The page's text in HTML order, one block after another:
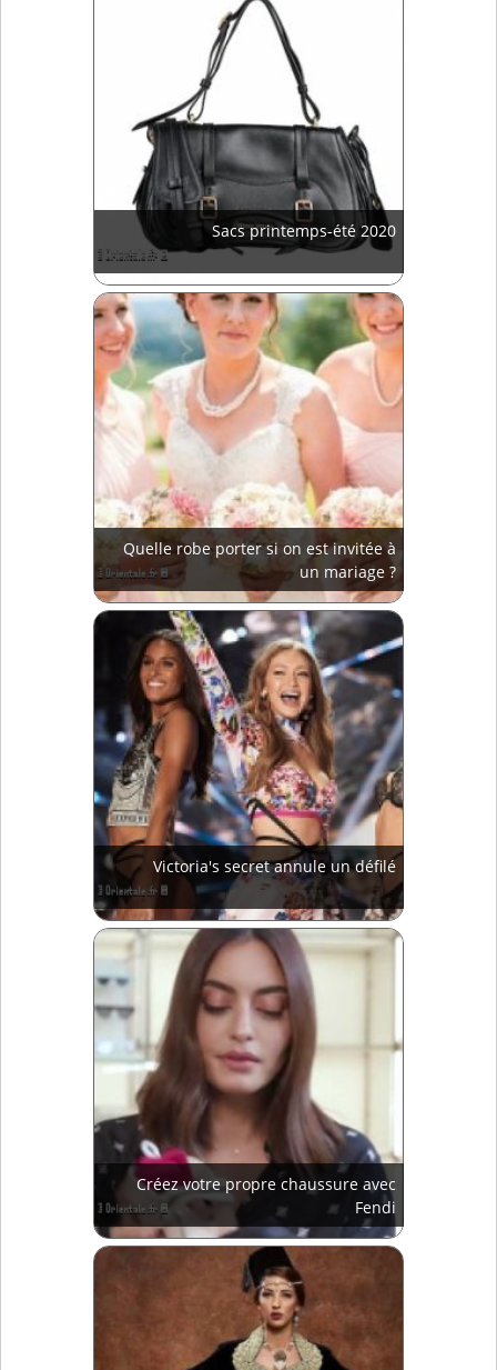
Sacs printemps-été 2020
Quelle robe porter si on est invitée à
un mariage ?
Victoria's secret annule un défilé
Créez votre propre chaussure avec
Fendi